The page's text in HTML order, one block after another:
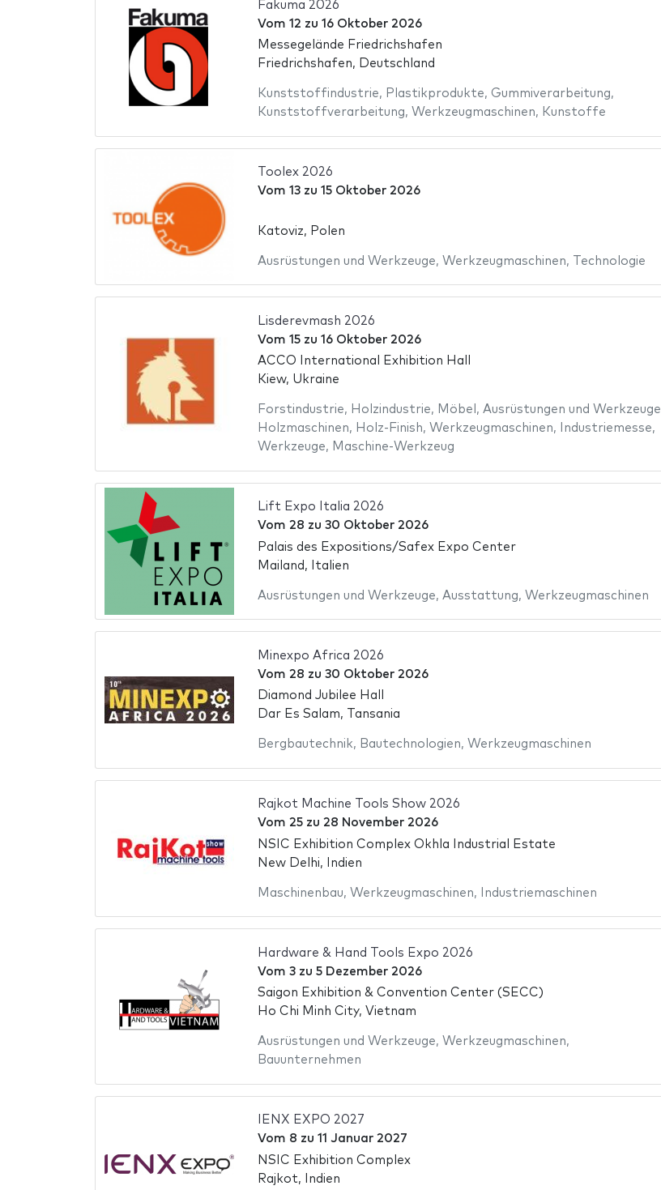
Fakuma 2026
Vom 12 zu 16 Oktober 2026
Messegelände Friedrichshafen
Friedrichshafen, Deutschland
Kunststoffindustrie, Plastikprodukte, Gummiverarbeitung,
Kunststoffverarbeitung, Werkzeugmaschinen, Kunstoffe
Toolex 2026
Vom 13zu 15 Oktober 2026
Katoviz, Polen
Ausrüstungen und Werkzeuge, Werkzeugmaschinen, Technologie
Lisderevmash 2026
Vom 15zu 16 Oktober 2026
ACCO International Exhibition Hall
Kiew, Ukraine
Forstindustrie, Holzindustrie, Möbel , Ausrüstungen und Werkzeuge
Holzmaschinen, Holz-Finish, Werkzeugmaschinen, Industriemesse,
Werkzeuge, Maschine-Werkzeug
Lift Expo Italia 2026
Vom 28 zu 30 Oktober 2026
Palais des Expositions/Safex Expo Center
Mailand, Italien
Ausrüstungen und Werkzeuge, Ausstattung, Werkzeugmaschinen
Minexpo Africa 2026
Vom 28 zu 30 Oktober 2026
Diamond Jubilee Hall
Dar Es Salam, Tansania
Bergbautechnik, Bautechnologien, Werkzeugmaschinen
Rajkot Machine Tools Show 2026
Vom 25zu 28 November 2026
NSIC Exhibition Complex Okhla Industrial Estate
New Delhi, Indien
Maschinenbau, Werkzeugmaschinen, Industriemaschinen
Hardware & Hand Tools Expo 2026
Vom 3zu 5 Dezember 2026
Saigon Exhibition & Convention Center (SECC)
Ho Chi Minh City, Vietnam
Ausrüstungen und Werkzeuge, Werkzeugmaschinen,
Bauunternehmen
IENX EXPO 2027
Vom 8 zu 11 Januar 2027
NSIC Exhibition Complex
Rajkot, Indien